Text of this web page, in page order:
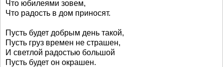
Что юбилеями зовем,
Что радость в дом приносят.
Пусть будет добрым день такой,
Пусть груз времен не страшен,
И светлой радостью большой
Пусть будет он окрашен.